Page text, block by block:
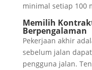
minimal setiap 100
Memilih
Berpengalaman
Pekerjaan akhir
sebelum jalan
pengguna jalan.